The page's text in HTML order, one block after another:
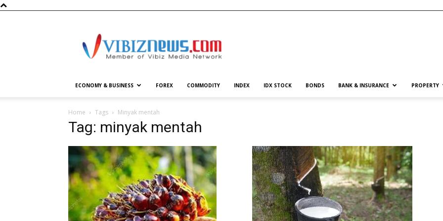
ECONOMY & BUSINESS FOREX COMMODITY INDEX IDX STOCK BONDS BANK & INSURANCE PROPERTY
Home Tags Minyak mentah
Tag: minyak mentah